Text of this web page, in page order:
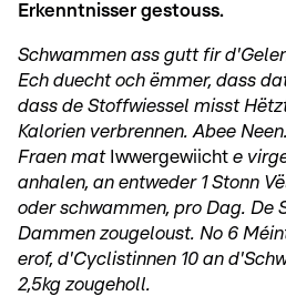
Erkenntnisser gestouss.
Schwammen ass gutt fir
Ech duecht och ëmmer, dass
dass de Stoffwiessel misst
Kalorien verbrennen. Abee
Fraen mat Iwwergewiicht e
anhalen, an entweder 1 Stonn
oder schwammen, pro Dag. De
Dammen zougeloust. No 6
erof, d'Cyclistinnen 10 an
2,5kg zougeholl.